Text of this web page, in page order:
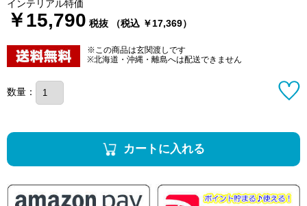
インテリアル特価
￥15,790 税抜 （税込 ￥17,369）
※この商品は玄関渡しです
※北海道・沖縄・離島へは配送できません
数量：
カートに入れる